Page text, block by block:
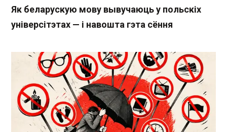
Як беларускую мову вывучаюць у польскіх
універсітэтах — і навошта гэта сёння